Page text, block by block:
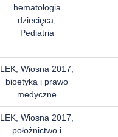
hematologia
dziecięca,
Pediatria
LEK, Wiosna 2017,
bioetyka i prawo
medyczne
LEK, Wiosna 2017,
położnictwo i